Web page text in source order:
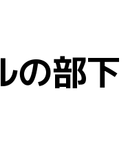
の部下